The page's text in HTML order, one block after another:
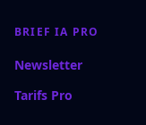
BRIEF IA PRO
Newsletter
Tarifs Pro